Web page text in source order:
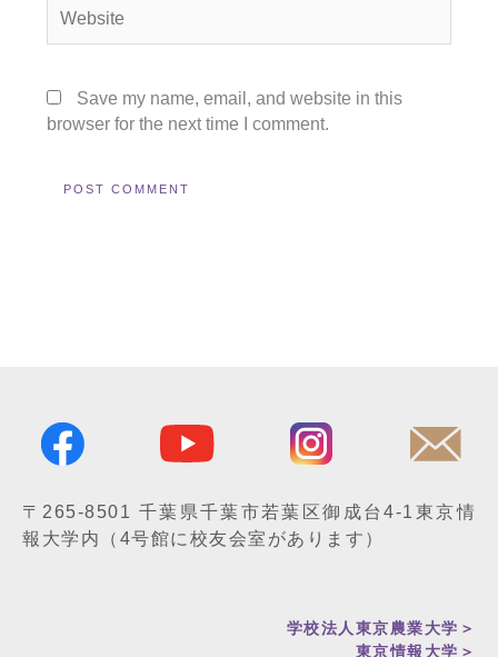
Save my name, email, and website in this
browser for the next time I comment.
〒265-8501 千葉県千葉市若葉区御成台4-1 東京情
報大学内
（4号館に校友会室があります）
学校法人東京農業大学＞
東京情報大学 ＞